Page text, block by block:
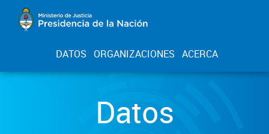
DATOS ORGANIZACIONES ACERCA
Datos